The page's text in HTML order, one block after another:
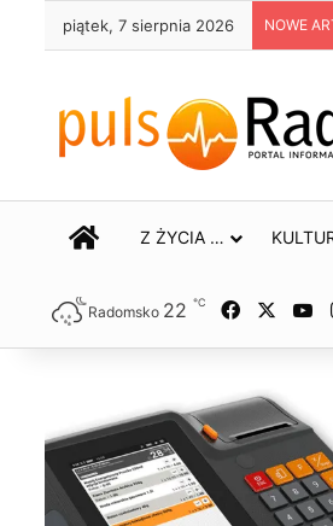
piątek, 7 sierpnia 2026 NOWE
STRONA GŁÓWNA
Z ŻYCIA …
Radomsko 22 ℃ Facebook